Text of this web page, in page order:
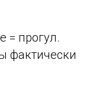
= прогул.
фактически